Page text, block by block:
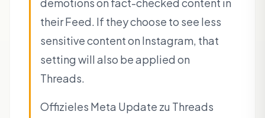
their Feed. If they choose to see less
sensitive content on Instagram, that
setting will also be applied on
Threads.
Offizieles Meta Update zu Threads